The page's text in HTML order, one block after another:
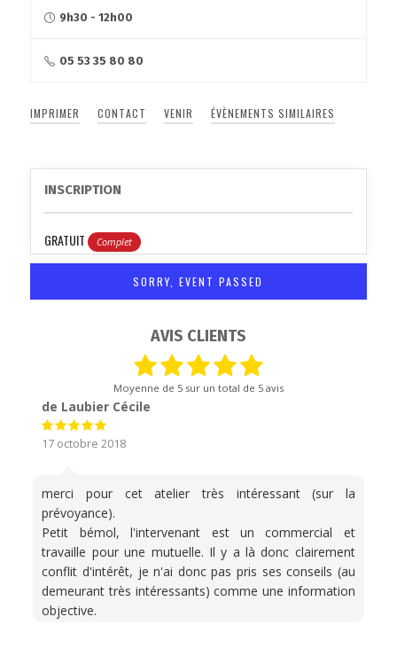
9h30 - 12h00
05 53 35 80 80
IMPRIMER CONTACT VENIR ÉVÈNEMENTS SIMILAIRES
INSCRIPTION
GRATUIT Complet
SORRY, EVENT PASSED
AVIS CLIENTS
Moyenne de 5sur un total de 5 avis
de Laubier Cécile
17 octobre 2018
merci pour cet atelier très intéressant (sur la
prévoyance).
Petit bémol, l'intervenant est un commercial et
travaille pour une mutuelle. Il y a là donc clairement
conflit d'intérêt, je n'ai donc pas pris ses conseils (au
demeurant très intéressants) comme une information
objective.